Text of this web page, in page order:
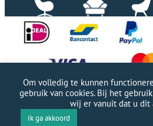
Professionele WordPress
Copyright
Om volledig te kunnen
gebruik van cookies. Bij het
wij er vanuit dat u dit
Ik ga akkoord